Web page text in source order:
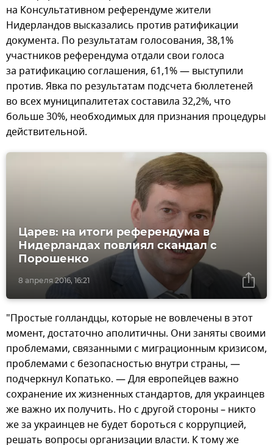
на Консультативном референдуме жители
Нидерландов высказались против ратификации
документа. По результатам голосования, 38,1%
участников референдума отдали свои голоса
за ратификацию соглашения, 61,1% — выступили
против. Явка по результатам подсчета бюллетеней
во всех муниципалитетах составила 32,2%, что
больше 30%, необходимых для признания процедуры
действительной.
8 апреля 2016, 16:21
Царев: на итоги референдума в
Нидерландах повлиял скандал с
Порошенко
"Простые голландцы, которые не вовлечены в этот
момент, достаточно аполитичны. Они заняты своими
проблемами, связанными с миграционным кризисом,
проблемами с безопасностью внутри страны, —
подчеркнул Копатько. — Для европейцев важно
сохранение их жизненных стандартов, для украинцев
же важно их получить. Но с другой стороны – никто
же за украинцев не будет бороться с коррупцией,
решать вопросы организации власти. К тому же